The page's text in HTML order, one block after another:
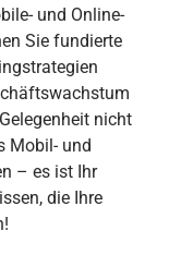
und Online-
Sie fundierte
nicht
Mobil- und
– es ist Ihr
die Ihre